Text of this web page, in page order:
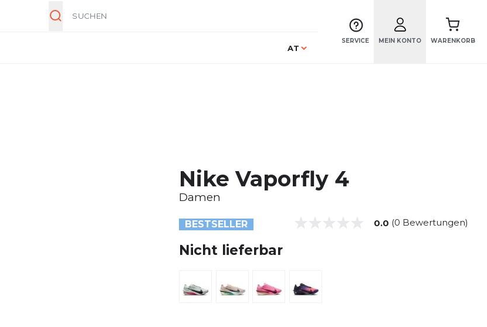
Sprache
AT
SERVICE MEIN KONTO WARENKORB
Nike Vaporfly 4
Damen
BESTSELLER 0.0 (0 Bewertungen)
Nicht lieferbar